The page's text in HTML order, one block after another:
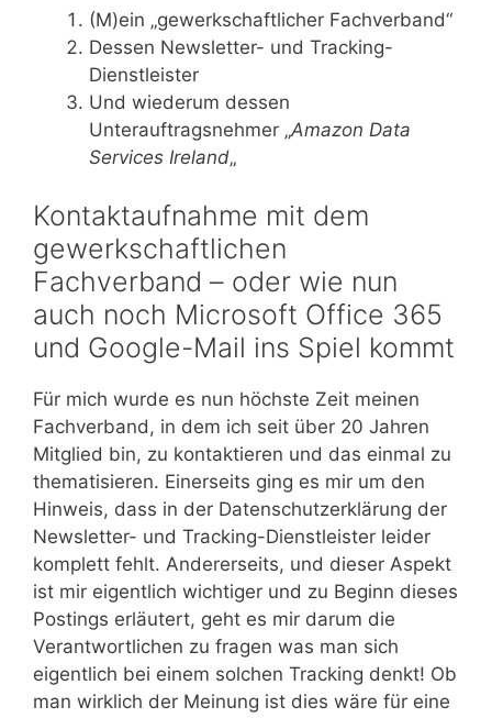
(M)ein „gewerkschaftlicher Fachverband“
Dessen Newsletter- und Tracking-
Dienstleister
Und wiederum dessen
Unterauftragsnehmer „Amazon Data
Services Ireland„
Kontaktaufnahme mit dem
gewerkschaftlichen
Fachverband – oder wie nun
auch noch Microsoft Office 365
und Google-Mail ins Spiel kommt
Für mich wurde es nun höchste Zeit meinen
Fachverband, in dem ich seit über 20 Jahren
Mitglied bin, zu kontaktieren und das einmal zu
thematisieren. Einerseits ging es mir um den
Hinweis, dass in der Datenschutzerklärung der
Newsletter- und Tracking-Dienstleister leider
komplett fehlt. Andererseits, und dieser Aspekt
ist mir eigentlich wichtiger und zu Beginn dieses
Postings erläutert, geht es mir darum die
Verantwortlichen zu fragen was man sich
eigentlich bei einem solchen Tracking denkt! Ob
man wirklich der Meinung ist dies wäre für eine